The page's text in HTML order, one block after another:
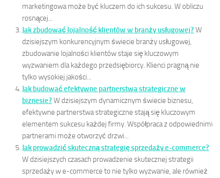
marketingowa może być kluczem do ich sukcesu. W obliczu
rosnącej...
Jak zbudować lojalność klientów w branży usługowej? W
dzisiejszym konkurencyjnym świecie branży usługowej,
zbudowanie lojalności klientów staje się kluczowym
wyzwaniem dla każdego przedsiębiorcy. Klienci pragną nie
tylko wysokiej jakości...
Jak budować efektywne partnerstwa strategiczne w
biznesie? W dzisiejszym dynamicznym świecie biznesu,
efektywne partnerstwa strategiczne stają się kluczowym
elementem sukcesu każdej firmy. Współpraca z odpowiednimi
partnerami może otworzyć drzwi...
Jak prowadzić skuteczną strategię sprzedaży e-commerce?
W dzisiejszych czasach prowadzenie skutecznej strategii
sprzedaży w e-commerce to nie tylko wyzwanie, ale również